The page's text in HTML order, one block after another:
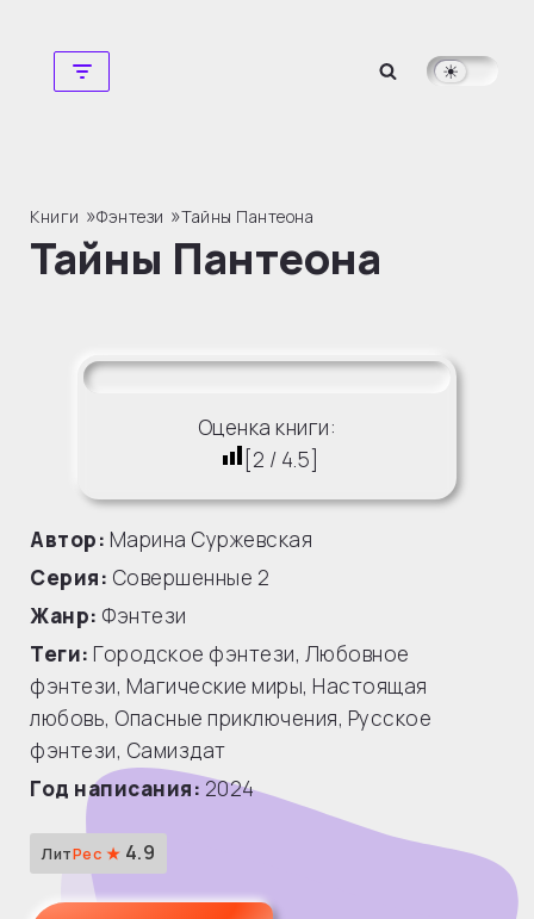
Перейти
Книги »Фэнтези »Тайны Пантеона
Тайны Пантеона
Оценка книги:
2 / 4.5
Автор: Марина Суржевская
Серия: Совершенные 2
Жанр: Фэнтези
Теги: Городское фэнтези, Любовное
фэнтези, Магические миры, Настоящая
любовь, Опасные приключения, Русское
фэнтези, Самиздат
Год написания: 2024
ЛитРес ★ 4.9